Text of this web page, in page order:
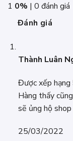
1 0% | 0 đánh giá
Đánh giá
Thành Luân
Được xếp hạng
Hàng thấy
sẽ ủng hộ
25/03/2022